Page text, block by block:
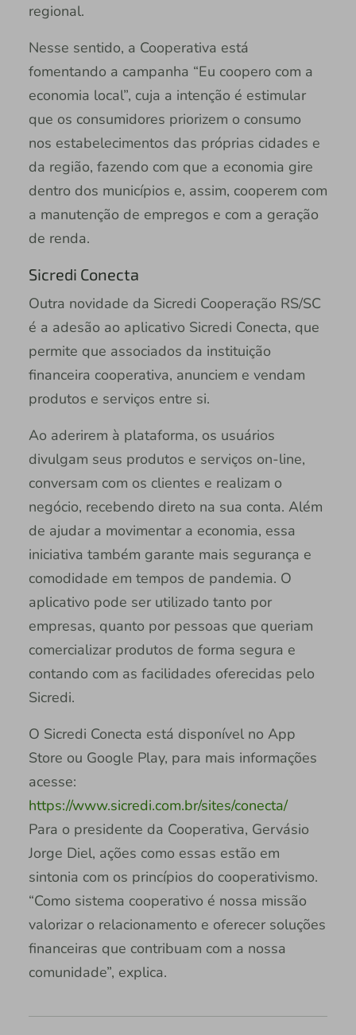
regional.
Nesse sentido, a Cooperativa está
fomentando a campanha “Eu coopero com a
economia local”, cuja a intenção é estimular
que os consumidores priorizem o consumo
nos estabelecimentos das próprias cidades e
da região, fazendo com que a economia gire
dentro dos municípios e, assim, cooperem com
a manutenção de empregos e com a geração
de renda.
Sicredi Conecta
Outra novidade da Sicredi Cooperação RS/SC
é a adesão ao aplicativo Sicredi Conecta, que
permite que associados da instituição
financeira cooperativa, anunciem e vendam
produtos e serviços entre si.
Ao aderirem à plataforma, os usuários
divulgam seus produtos e serviços on-line,
conversam com os clientes e realizam o
negócio, recebendo direto na sua conta. Além
de ajudar a movimentar a economia, essa
iniciativa também garante mais segurança e
comodidade em tempos de pandemia. O
aplicativo pode ser utilizado tanto por
empresas, quanto por pessoas que queriam
comercializar produtos de forma segura e
contando com as facilidades oferecidas pelo
Sicredi.
O Sicredi Conecta está disponível no App
Store ou Google Play, para mais informações
acesse:
https://www.sicredi.com.br/sites/conecta/
Para o presidente da Cooperativa, Gervásio
Jorge Diel, ações como essas estão em
sintonia com os princípios do cooperativismo.
“Como sistema cooperativo é nossa missão
valorizar o relacionamento e oferecer soluções
financeiras que contribuam com a nossa
comunidade”, explica.